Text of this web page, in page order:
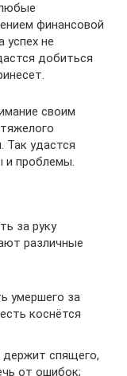
финансовой
не
добиться
своим
Так удастся
и проблемы.
за руку
различные
умершего за
коснётся
держит спящего,
от ошибок;